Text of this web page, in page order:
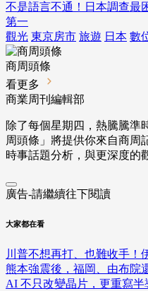
不是語言不通！日本調查最
第一
觀光 東京房市 旅遊 日本 數
商周頭條
看更多
商業周刊編輯部
除了每個星期四，熱騰騰準
周頭條」將提供你來自商周
時事話題分析，與更深度的
廣告-請繼續往下閱讀
大家都在看
川普不想再打、也難收手！
熊本強震後，福岡、由布院
AI 不只改變晶片，更重寫